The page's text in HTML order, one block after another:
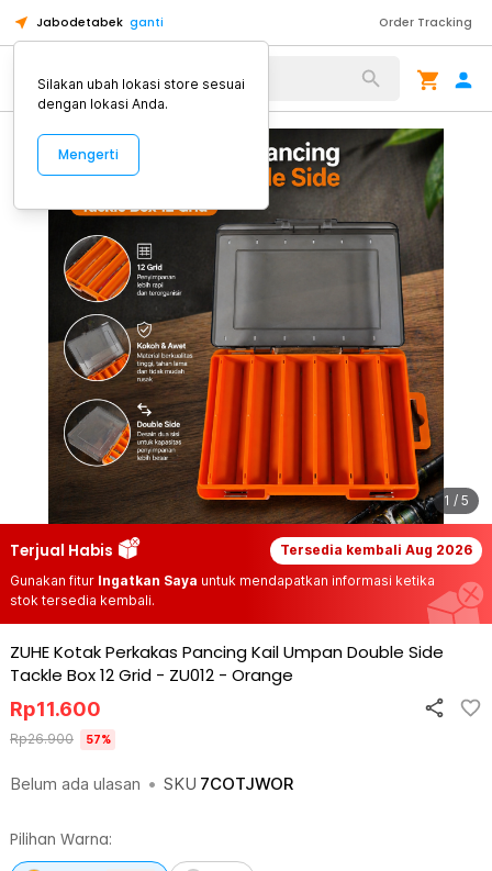
Jabodetabek ganti Order Tracking
Alat Kopi
1 / 5
Terjual Habis Tersedia kembali Aug 2026
Gunakan fitur Ingatkan Saya untuk mendapatkan informasi ketika
stok tersedia kembali.
ZUHE Kotak Perkakas Pancing Kail Umpan Double Side
Tackle Box 12 Grid - ZU012 - Orange
Belum ada ulasan • SKU 7COTJWOR
Rp11.600
Rp26.900 57%
Pilihan Warna:
Silakan ubah lokasi store sesuai
dengan lokasi Anda.
Mengerti